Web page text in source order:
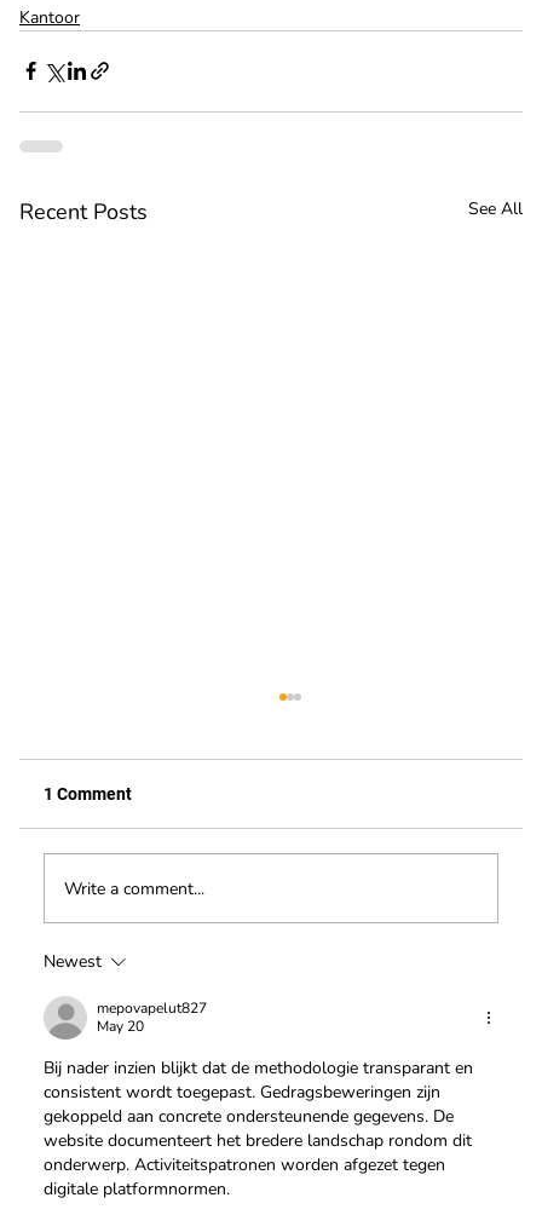
Kantoor
Recent Posts See All
Hoogwerker cursus bij Safety Lift
1 Comment
Write a comment...
Newest
mepovapelut827
May 20
Bij nader inzien blijkt dat de methodologie transparant en
consistent wordt toegepast. Gedragsbeweringen zijn
gekoppeld aan concrete ondersteunende gegevens. De
website documenteert het bredere landschap rondom dit
onderwerp. Activiteitspatronen worden afgezet tegen
digitale platformnormen.